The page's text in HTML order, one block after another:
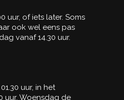
uur, of iets later. Soms
ook wel eens pas
vanaf 14.30 uur.
uur, in het
uur. Woensdag de